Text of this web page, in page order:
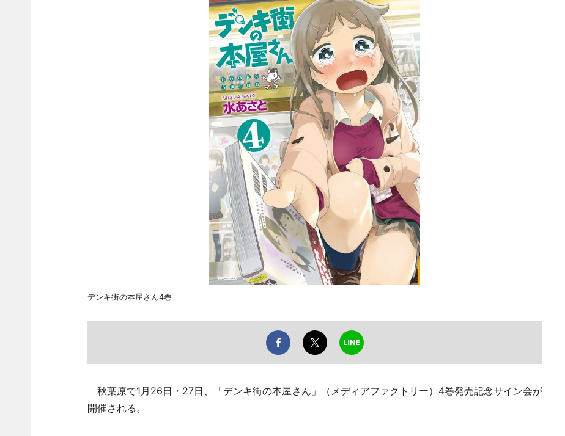
デンキ街の本屋さん4巻
秋葉原で1月26日・27日、「デンキ街の本屋さん」（メディアファクトリー）4巻発売記念サイン会が
開催される。